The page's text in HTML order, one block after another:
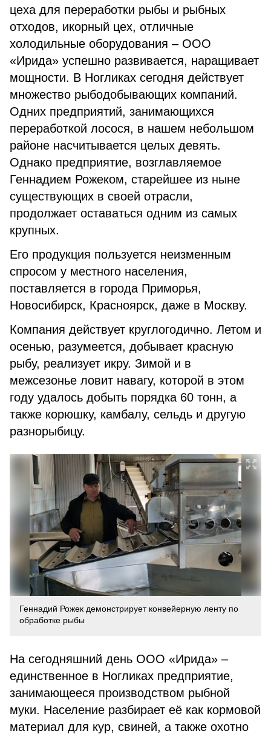
цеха для переработки рыбы и рыбных
отходов, икорный цех, отличные
холодильные оборудования – ООО
«Ирида» успешно развивается, наращивает
мощности. В Ногликах сегодня действует
множество рыбодобывающих компаний.
Одних предприятий, занимающихся
переработкой лосося, в нашем небольшом
районе насчитывается целых девять.
Однако предприятие, возглавляемое
Геннадием Рожеком, старейшее из ныне
существующих в своей отрасли,
продолжает оставаться одним из самых
крупных.
Его продукция пользуется неизменным
спросом у местного населения,
поставляется в города Приморья,
Новосибирск, Красноярск, даже в Москву.
Компания действует круглогодично. Летом и
осенью, разумеется, добывает красную
рыбу, реализует икру. Зимой и в
межсезонье ловит навагу, которой в этом
году удалось добыть порядка 60 тонн, а
также корюшку, камбалу, сельдь и другую
разнорыбицу.
Геннадий Рожек демонстрирует конвейерную ленту по
обработке рыбы
На сегодняшний день ООО «Ирида» –
единственное в Ногликах предприятие,
занимающееся производством рыбной
муки. Население разбирает её как кормовой
материал для кур, свиней, а также охотно